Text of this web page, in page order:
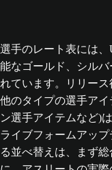
選手のレート表には、
能なゴールド、シル
れています。リリース
他のタイプの選手ア
ン選手アイテムなど)
ライブフォームアッ
る並べ替えは、まず